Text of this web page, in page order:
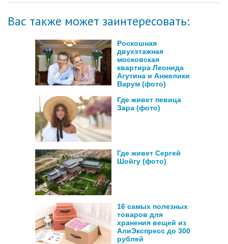
Вас также может заинтересовать:
Роскошная
двухэтажная
московская
квартира Леонида
Агутина и Анжелики
Варум (фото)
Где живет певица
Зара (фото)
Где живет Сергей
Шойгу (фото)
16 самых полезных
товаров для
хранения вещей из
АлиЭкспресс до 300
рублей